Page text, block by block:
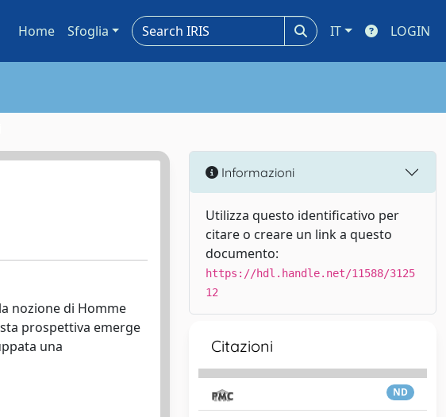
Home Sfoglia IT LOGIN
nozione di Homme
prospettiva emerge
una
Informazioni
Utilizza questo identificativo per
citare o creare un link a questo
documento:
https://hdl.handle.net/11588/3125
12
Citazioni
ND